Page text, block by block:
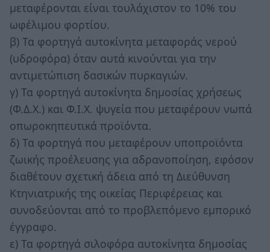
μεταφέρονται είναι τουλάχιστον το 10% του
ωφέλιμου φορτίου.
β) Τα φορτηγά αυτοκίνητα μεταφοράς νερού
(υδροφόρα) όταν αυτά κινούνται για την
αντιμετώπιση δασικών πυρκαγιών.
γ) Τα φορτηγά αυτοκίνητα δημοσίας χρήσεως
(Φ.Δ.Χ.) και Φ.Ι.Χ. ψυγεία που μεταφέρουν νωπά
οπωροκηπευτικά προϊόντα.
δ) Τα φορτηγά που μεταφέρουν υποπροϊόντα
ζωικής προέλευσης για αδρανοποίηση, εφόσον
διαθέτουν σχετική άδεια από τη Διεύθυνση
Κτηνιατρικής της οικείας Περιφέρειας και
συνοδεύονται από το προβλεπόμενο εμπορικό
έγγραφο.
ε) Τα φορτηγά σιλοφόρα αυτοκίνητα δημοσίας